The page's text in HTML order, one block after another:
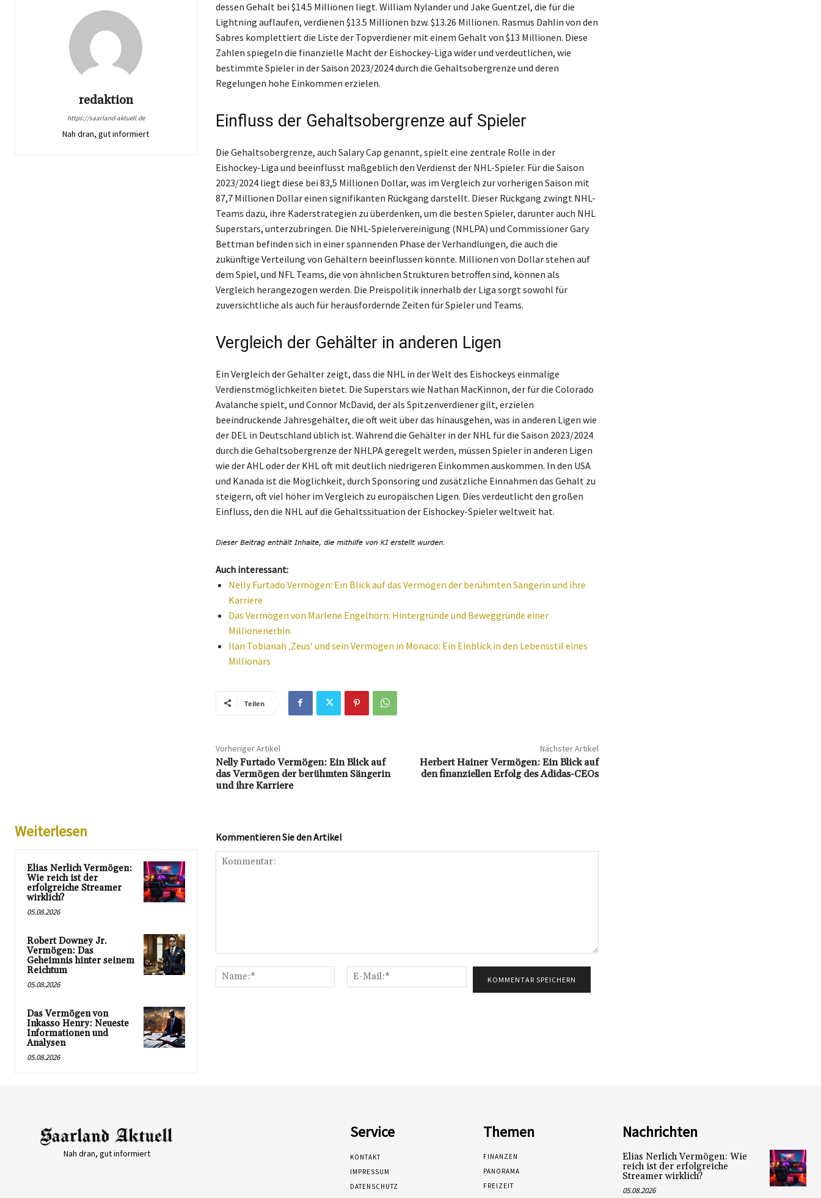
redaktion
https://saarland-aktuell.de
Nah dran, gut informiert
dessen Gehalt bei $14.5 Millionen liegt. William Nylander und Jake Guentzel, die für die
Lightning auflaufen, verdienen $13.5 Millionen bzw. $13.26 Millionen. Rasmus Dahlin von den
Sabres komplettiert die Liste der Topverdiener mit einem Gehalt von $13 Millionen. Diese
Zahlen spiegeln die finanzielle Macht der Eishockey-Liga wider und verdeutlichen, wie
bestimmte Spieler in der Saison 2023/2024 durch die Gehaltsobergrenze und deren
Regelungen hohe Einkommen erzielen.
Einfluss der Gehaltsobergrenze auf Spieler
Die Gehaltsobergrenze, auch Salary Cap genannt, spielt eine zentrale Rolle in der
Eishockey-Liga und beeinflusst maßgeblich den Verdienst der NHL-Spieler. Für die Saison
2023/2024 liegt diese bei 83,5 Millionen Dollar, was im Vergleich zur vorherigen Saison mit
87,7 Millionen Dollar einen signifikanten Rückgang darstellt. Dieser Rückgang zwingt NHL-
Teams dazu, ihre Kaderstrategien zu überdenken, um die besten Spieler, darunter auch NHL
Superstars, unterzubringen. Die NHL-Spielervereinigung (NHLPA) und Commissioner Gary
Bettman befinden sich in einer spannenden Phase der Verhandlungen, die auch die
zukünftige Verteilung von Gehältern beeinflussen könnte. Millionen von Dollar stehen auf
dem Spiel, und NFL Teams, die von ähnlichen Strukturen betroffen sind, können als
Vergleich herangezogen werden. Die Preispolitik innerhalb der Liga sorgt sowohl für
zuversichtliche als auch für herausfordernde Zeiten für Spieler und Teams.
Vergleich der Gehälter in anderen Ligen
Ein Vergleich der Gehälter zeigt, dass die NHL in der Welt des Eishockeys einmalige
Verdienstmöglichkeiten bietet. Die Superstars wie Nathan MacKinnon, der für die Colorado
Avalanche spielt, und Connor McDavid, der als Spitzenverdiener gilt, erzielen
beeindruckende Jahresgehälter, die oft weit über das hinausgehen, was in anderen Ligen wie
der DEL in Deutschland üblich ist. Während die Gehälter in der NHL für die Saison 2023/2024
durch die Gehaltsobergrenze der NHLPA geregelt werden, müssen Spieler in anderen Ligen
wie der AHL oder der KHL oft mit deutlich niedrigeren Einkommen auskommen. In den USA
und Kanada ist die Möglichkeit, durch Sponsoring und zusätzliche Einnahmen das Gehalt zu
steigern, oft viel höher im Vergleich zu europäischen Ligen. Dies verdeutlicht den großen
Einfluss, den die NHL auf die Gehaltssituation der Eishockey-Spieler weltweit hat.
Auch interessant:
Nelly Furtado Vermögen: Ein Blick auf das Vermögen der berühmten Sängerin und ihre
Karriere
Das Vermögen von Marlene Engelhorn: Hintergründe und Beweggründe einer
Millionenerbin
Ilan Tobianah ‚Zeus‘ und sein Vermögen in Monaco: Ein Einblick in den Lebensstil eines
Millionärs
Teilen
Vorheriger Artikel
Nelly Furtado Vermögen: Ein Blick auf
das Vermögen der berühmten Sängerin
und ihre Karriere
Nächster Artikel
Herbert Hainer Vermögen: Ein Blick auf
den finanziellen Erfolg des Adidas-CEOs
Weiterlesen
Elias Nerlich Vermögen:
Wie reich ist der
erfolgreiche Streamer
wirklich?
05.08.2026
Robert Downey Jr.
Vermögen: Das
Geheimnis hinter seinem
Reichtum
05.08.2026
Das Vermögen von
Inkasso Henry: Neueste
Informationen und
Analysen
05.08.2026
Kommentieren Sie den Artikel
Name:*
Mail:*
Nah dran, gut informiert
Service
KONTAKT
IMPRESSUM
DATENSCHUTZ
Themen
FINANZEN
PANORAMA
FREIZEIT
Nachrichten
Elias Nerlich Vermögen: Wie
reich ist der erfolgreiche
Streamer wirklich?
05.08.2026